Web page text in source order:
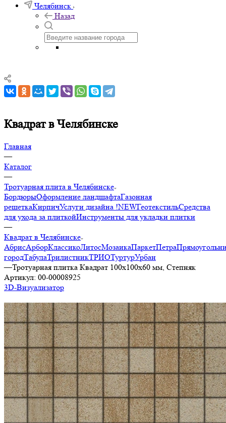
Челябинск
Назад
Квадрат в Челябинске
Главная
—
Каталог
—
Тротуарная плита в Челябинске
БордюрыОформление ландшафтаГазонная
решеткаКирпичУслуги дизайна !NEWГеотекстильСредства
для ухода за плиткойИнструменты для укладки плитки
—
Квадрат в Челябинске
АбрисАрборКлассикоЛитосМозаикаПаркетПетра
городТабулаТрилистникТРИОТуртурУрбан
—Тротуарная плитка Квадрат 100х100х60 мм, Степняк
Артикул: 00-00008925
3D-Визуализатор